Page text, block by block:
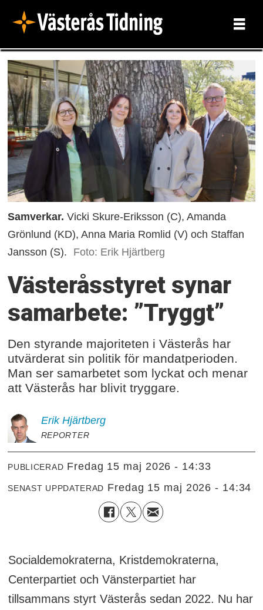
Samverkar. Vicki Skure-Eriksson (C), Amanda
Grönlund (KD), Anna Maria Romlid (V) och Staffan
Jansson (S).
Foto: Erik Hjärtberg
Västeråsstyret synar
samarbete: ”Tryggt”
Den styrande majoriteten i Västerås har
utvärderat sin politik för mandatperioden.
Man ser samarbetet som lyckat och menar
att Västerås har blivit tryggare.
Erik Hjärtberg
REPORTER
PUBLICERAD fredag 15 maj 2026 - 14:33
SENAST UPPDATERAD fredag 15 maj 2026 - 14:34
Socialdemokraterna, Kristdemokraterna,
Centerpartiet och Vänsterpartiet har
tillsammans styrt Västerås sedan 2022. Nu har